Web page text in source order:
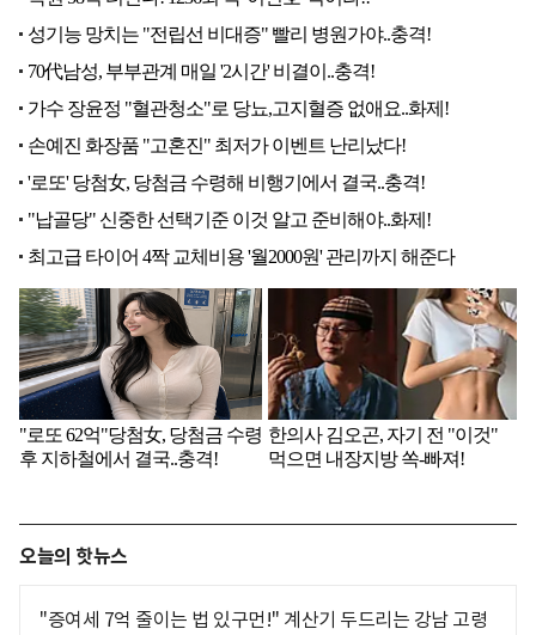
오늘의 핫뉴스
"증여세 7억 줄이는 법 있구먼!" 계산기 두드리는 강남 고령